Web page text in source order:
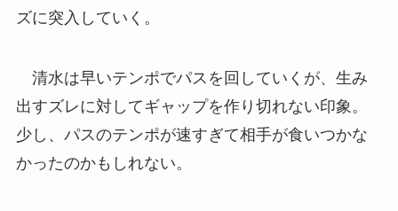
ズに突入していく。
清水は早いテンポでパスを回していくが、生み
出すズレに対してギャップを作り切れない印象。
少し、パスのテンポが速すぎて相手が食いつかな
かったのかもしれない。